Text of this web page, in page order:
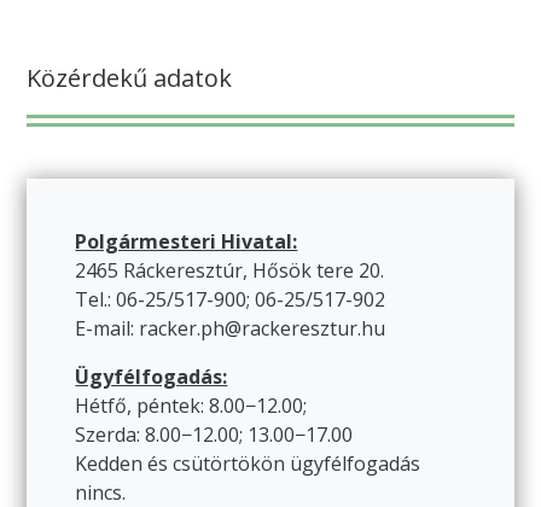
Közérdekű adatok
Polgármesteri Hivatal:
2465 Ráckeresztúr, Hősök tere 20.
Tel.: 06-25/517-900; 06-25/517-902
E-mail: racker.ph@rackeresztur.hu
Ügyfélfogadás:
Hétfő, péntek: 8.00−12.00;
Szerda: 8.00−12.00; 13.00−17.00
Kedden és csütörtökön ügyfélfogadás
nincs.